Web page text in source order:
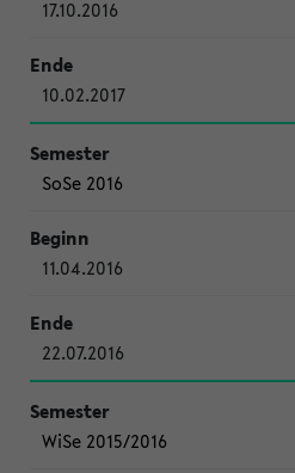
17.10.2016
10.02.2017
SoSe 2016
11.04.2016
22.07.2016
WiSe 2015/2016